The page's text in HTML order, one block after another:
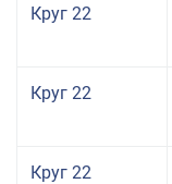
Круг 22
Круг 22
Круг 22